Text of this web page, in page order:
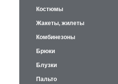
Костюмы
Жакеты, жилеты
Комбинезоны
Брюки
Блузки
Пальто